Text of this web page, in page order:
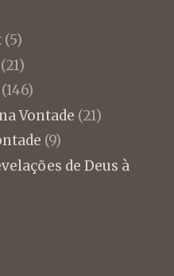
(5)
(146)
Vontade (21)
(9)
de Deus à